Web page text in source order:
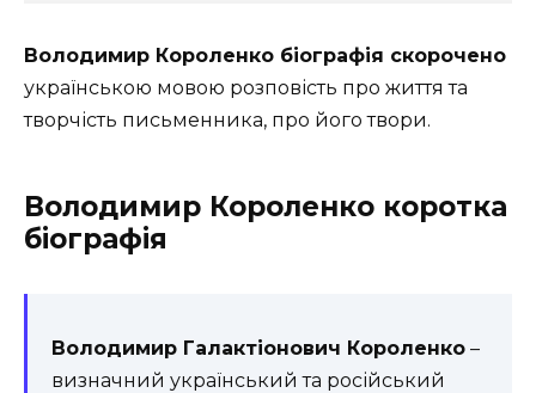
Володимир Короленко біографія скорочено
українською мовою розповість про життя та
творчість письменника, про його твори.
Володимир Короленко коротка
біографія
Володимир Галактіонович Короленко –
визначний український та російський